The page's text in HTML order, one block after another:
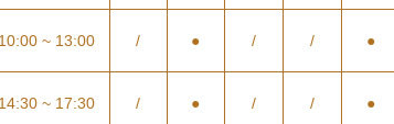
10:00 ~ 13:00 / ● / / ●
14:30 ~ 17:30 / ● / / ●